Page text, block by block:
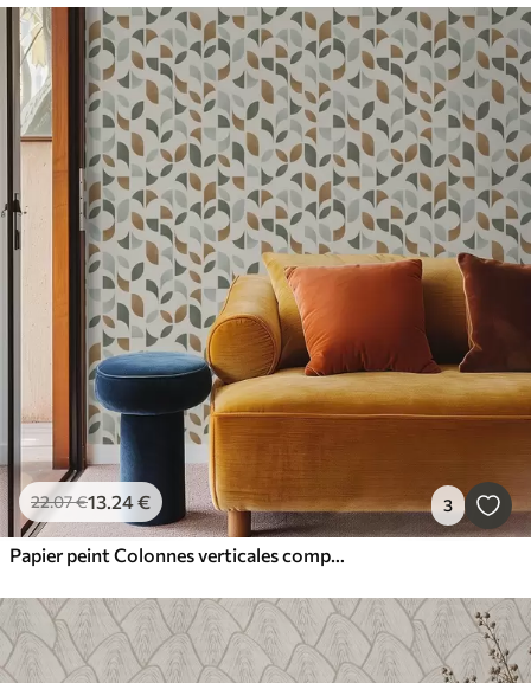
22.07€13.24€ 3
Papier peint Colonnes verticales composées de demi-cercles et de feuilles, vert-terre cuite